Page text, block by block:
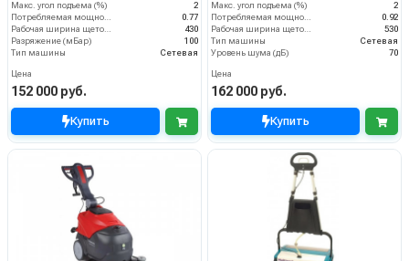
Макс. угол подъема (%)
2
Потребляемая мощность (кВт)
0.77
Рабочая ширина щеток (мм)
430
Разряжение (мБар)
100
Тип машины
Сетевая
Цена
152 000 руб.
Купить
Макс. угол подъема (%)
2
Потребляемая мощность (кВт)
0.92
Рабочая ширина щеток (мм)
530
Тип машины
Сетевая
Уровень шума (дБ)
70
Цена
162 000 руб.
Купить